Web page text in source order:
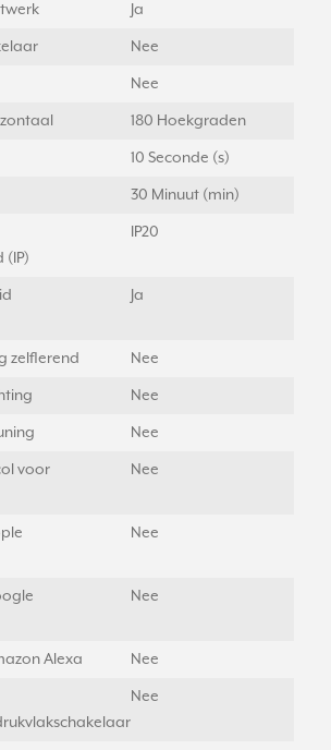
Ja
Nee
Nee
180 Hoekgraden
10 Seconde (s)
30 Minuut (min)
(IP)
IP20
Ja
zelflerend Nee
Nee
Nee
voor
Nee
Nee
Nee
Alexa Nee
Nee